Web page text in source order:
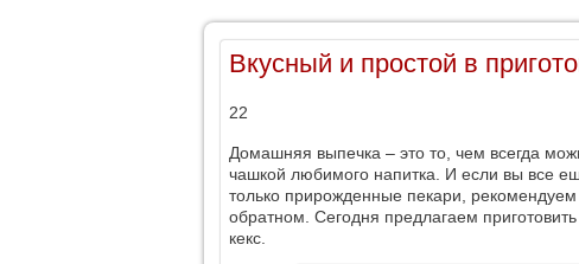
Вкусный и простой в
22
Домашняя выпечка – это то, чем всегда
чашкой любимого напитка. И если вы все
только прирожденные пекари, рекомендуем
обратном. Сегодня предлагаем
кекс.